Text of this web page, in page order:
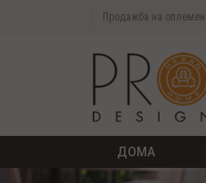
Продажба на
ДОМА